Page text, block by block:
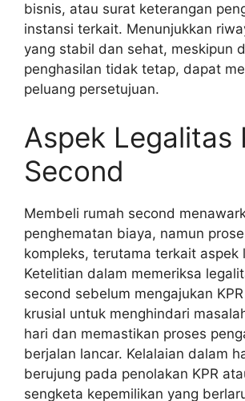
bisnis, atau surat keterangan
instansi terkait. Menunjukkan
yang stabil dan sehat, meskipun
penghasilan tidak tetap, dapat
peluang persetujuan.
Aspek Legalitas
Second
Membeli rumah second
penghematan biaya, namun
kompleks, terutama terkait aspek
Ketelitian dalam memeriksa
second sebelum mengajukan
krusial untuk menghindari
hari dan memastikan proses
berjalan lancar. Kelalaian dalam
berujung pada penolakan KPR
sengketa kepemilikan yang